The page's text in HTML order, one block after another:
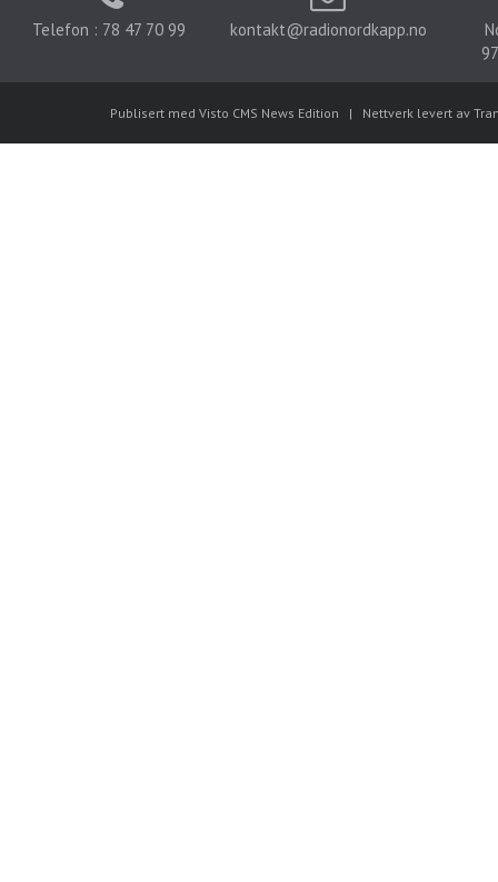
Telefon : 78 47 70 99 kontakt@radionordkapp.no
Publisert med Visto CMS News Edition | Nettverk levert av